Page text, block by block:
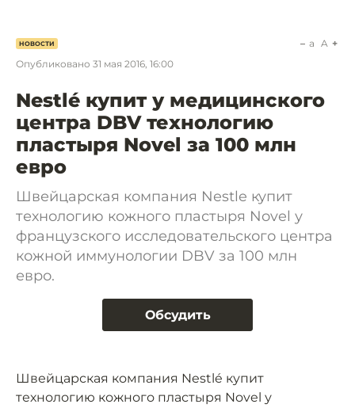
НОВОСТИ
Опубликовано 31 мая 2016, 16:00
a A
Nestlé купит у медицинского
центра DBV технологию
пластыря Novel за 100 млн
евро
Швейцарская компания Nestle купит
технологию кожного пластыря Novel у
французского исследовательского центра
кожной иммунологии DBV за 100 млн
евро.
Обсудить
Швейцарская компания Nestlé купит
технологию кожного пластыря Novel у